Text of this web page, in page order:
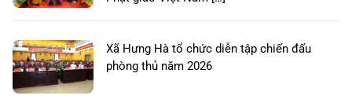
Xã Hưng Hà tổ chức diễn tập chiến đấu
phòng thủ năm 2026